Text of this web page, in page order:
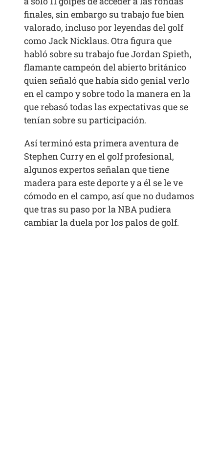
finales, sin embargo su trabajo fue bien
valorado, incluso por leyendas del golf
como Jack Nicklaus. Otra figura que
habló sobre su trabajo fue Jordan Spieth,
flamante campeón del abierto británico
quien señaló que había sido genial verlo
en el campo y sobre todo la manera en la
que rebasó todas las expectativas que se
tenían sobre su participación.
Así terminó esta primera aventura de
Stephen Curry en el golf profesional,
algunos expertos señalan que tiene
madera para este deporte y a él se le ve
cómodo en el campo, así que no dudamos
que tras su paso por la NBA pudiera
cambiar la duela por los palos de golf.